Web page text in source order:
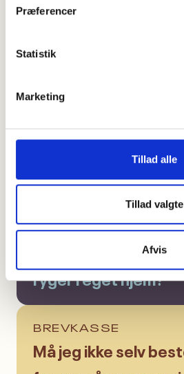
Præferencer
Statistik
Marketing
Tillad alle
Tillad valgte
Afvis